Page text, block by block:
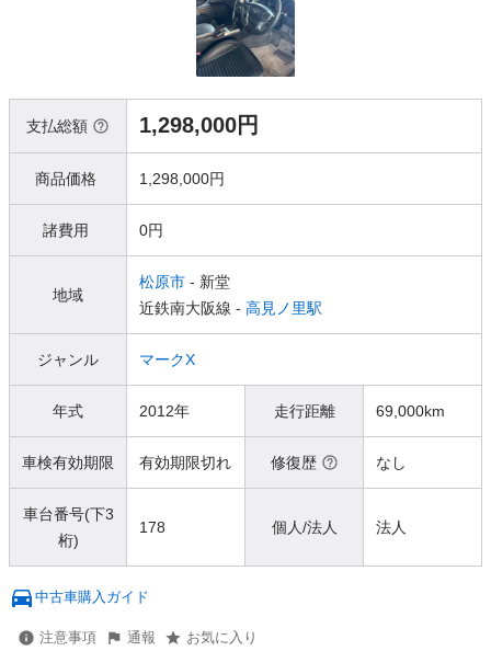
支払総額 1,298,000円
商品価格 1,298,000円
諸費用 0円
地域
松原市 - 新堂
近鉄南大阪線 - 高見ノ里駅
ジャンル マークX
年式 2012年 走行距離 69,000km
車検有効期限 有効期限切れ 修復歴 なし
車台番号(下3
桁)
178 個人/法人 法人
中古車購入ガイド
注意事項 通報 お気に入り